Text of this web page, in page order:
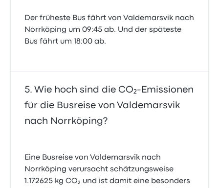
Der früheste Bus fährt von Valdemarsvik nach
Norrköping um 09:45 ab. Und der späteste
Bus fährt um 18:00 ab.
Wie hoch sind die CO₂-Emissionen
für die Busreise von Valdemarsvik
nach Norrköping?
Eine Busreise von Valdemarsvik nach
Norrköping verursacht schätzungsweise
1.172625 kg CO₂ und ist damit eine besonders